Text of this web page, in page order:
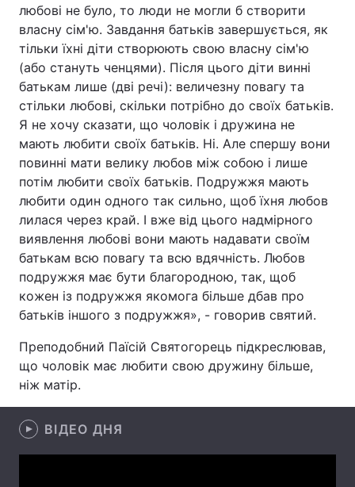
Політика
Економіка Світ
Спорт Наука
Техно і зв'язок Лайт
Зброя Інциденти
Здоров'я Туризм
Цікавинки Погода
Екологія Регіони
Лонгріди
Відео з Youtube Статті
Інтерв'ю
Архів
Контакти
любові не було, то люди не могли б створити
власну сім'ю. Завдання батьків завершується, як
тільки їхні діти створюють свою власну сім'ю
(або стануть ченцями). Після цього діти винні
батькам лише (дві речі): величезну повагу та
стільки любові, скільки потрібно до своїх батьків.
Я не хочу сказати, що чоловік і дружина не
мають любити своїх батьків. Ні. Але спершу вони
повинні мати велику любов між собою і лише
потім любити своїх батьків. Подружжя мають
любити один одного так сильно, щоб їхня любов
лилася через край. І вже від цього надмірного
виявлення любові вони мають надавати своїм
батькам всю повагу та всю вдячність. Любов
подружжя має бути благородною, так, щоб
кожен із подружжя якомога більше дбав про
батьків іншого з подружжя», - говорив святий.
Преподобний Паїсій Святогорець підкреслював,
що чоловік має любити свою дружину більше,
ніж матір.
ВІДЕО ДНЯ